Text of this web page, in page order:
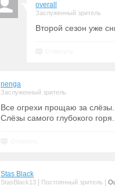
overall
Заслуженный зритель
Второй сезон уже
nenga
Заслуженный зритель
Все огрехи прощаю за
Слёзы самого глубокого
Stas Black
StasBlack13 Постоянный зритель